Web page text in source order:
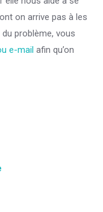
on arrive pas à les
problème, vous
e-mail afin qu’on